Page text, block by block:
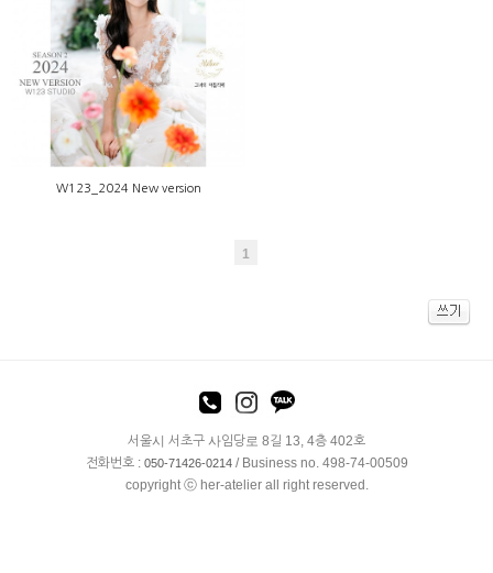
W123_2024 New version
W123_2024 New version
1
서울시 서초구 사임당로 8길 13, 4층 402호
전화번호 : 050-71426-0214/ Business no. 498-74-00509
copyright ⓒ her-atelier all right reserved.